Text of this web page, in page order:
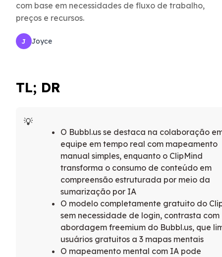
com base em necessidades de fluxo de trabalho,
preços e recursos.
J Joyce
TL; DR
O Bubbl.us se destaca na colaboração
equipe em tempo real com mapeamento
manual simples, enquanto o ClipMind
transforma o consumo de conteúdo em
compreensão estruturada por meio da
sumarização por IA
O modelo completamente gratuito do
sem necessidade de login, contrasta com
abordagem freemium do Bubbl.us, que
usuários gratuitos a 3 mapas mentais
O mapeamento mental com IA pode